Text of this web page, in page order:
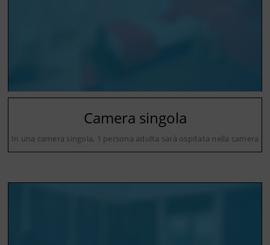
Camera singola
In una camera singola, 1 persona adulta sarà ospitata nella camera